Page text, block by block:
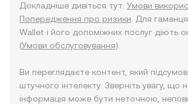
Докладніше дивіться тут: Умови
Попередження про ризики . Для
Wallet і його допоміжних послуг діють
(Умови обслуговування).
Ви переглядаєте контент, який
штучного інтелекту. Зверніть увагу, що
інформація може бути неточною,